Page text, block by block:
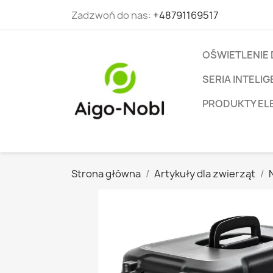
Zadzwoń do nas: +48791169517
OŚWIETLENIE
SERIA
PRODUKTY
Strona główna Artykuły dla zwierząt